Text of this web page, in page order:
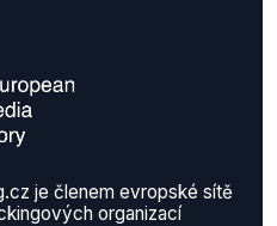
je členem evropské sítě
organizací